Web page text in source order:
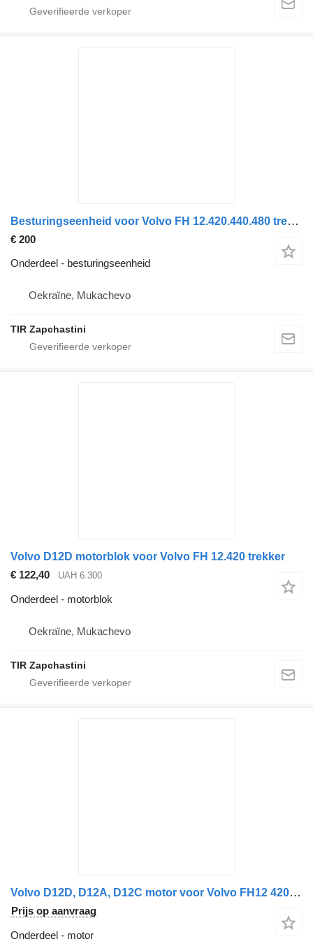
Besturingseenheid voor Volvo FH 12.420.440.480 trekker
€ 200
Onderdeel - besturingseenheid
Oekraïne, Mukachevo
TIR Zapchastini
Volvo D12D motorblok voor Volvo FH 12.420 trekker
€ 122,40
UAH 6.300
Onderdeel - motorblok
Oekraïne, Mukachevo
TIR Zapchastini
Volvo D12D, D12A, D12C motor voor Volvo FH12 420 trekker
Prijs op aanvraag
Onderdeel - motor